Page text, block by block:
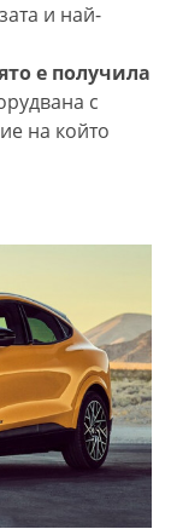
и най-
е получила
с
на който